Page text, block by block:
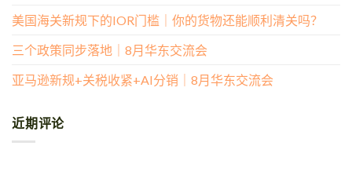
美国海关新规下的IOR门槛｜你的货物还能顺利清关吗？
三个政策同步落地｜8月华东交流会
亚马逊新规+关税收紧+AI分销｜8月华东交流会
近期评论